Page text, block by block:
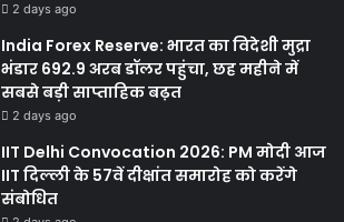
2 days ago
India Forex Reserve: भारत का विदेशी मुद्रा
भंडार 692.9 अरब डॉलर पहुंचा, छह महीने में
सबसे बड़ी साप्ताहिक बढ़त
2 days ago
IIT Delhi Convocation 2026: PM मोदी आज
IIT दिल्ली के 57वें दीक्षांत समारोह को करेंगे
संबोधित